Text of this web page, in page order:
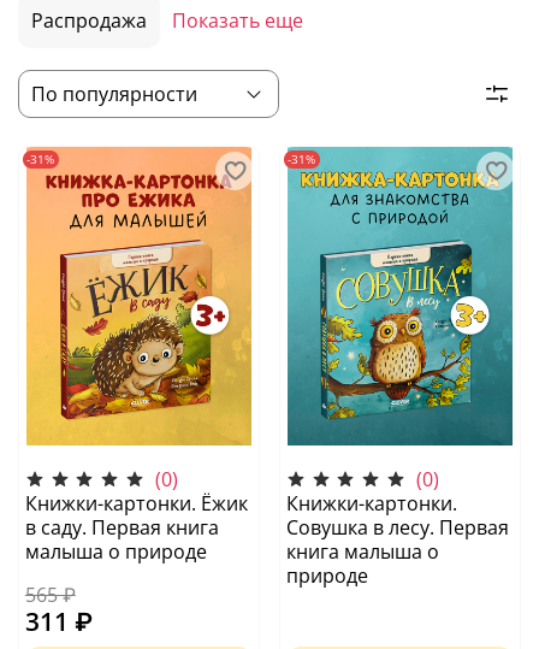
Распродажа Показать еще
-31%
(0)
Книжки-картонки. Ёжик
в саду. Первая книга
малыша о природе
565 ₽
311 ₽
-31%
(0)
Книжки-картонки.
Совушка в лесу. Первая
книга малыша о
природе